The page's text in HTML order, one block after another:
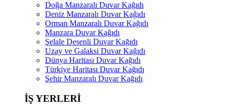
Doğa Manzaralı Duvar Kağıdı
Deniz Manzaralı Duvar Kağıdı
Orman Manzaralı Duvar Kağıdı
Manzara Duvar Kağıdı
Şelale Desenli Duvar Kağıdı
Uzay ve Galaksi Duvar Kağıdı
Dünya Haritası Duvar Kağıdı
Türkiye Haritası Duvar Kağıdı
Şehir Manzaralı Duvar Kağıdı
İŞ YERLERİ